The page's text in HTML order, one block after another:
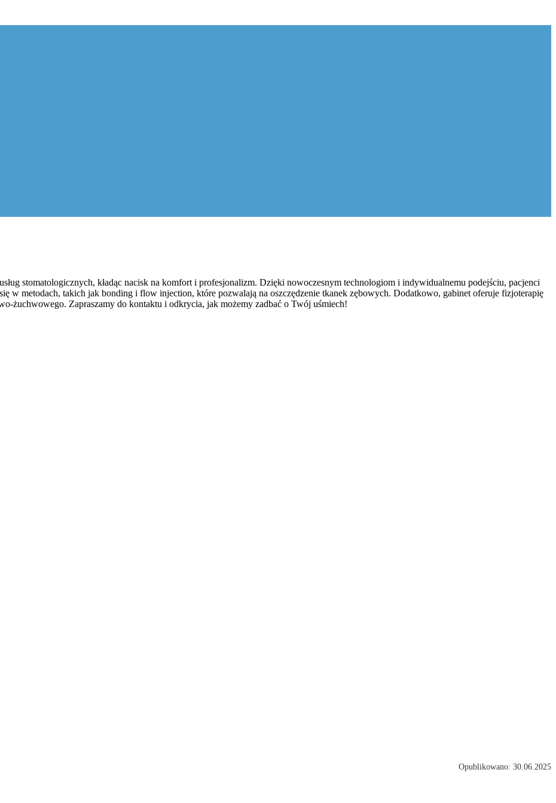
stomatologicznych, kładąc nacisk na komfort i profesjonalizm. Dzięki nowoczesnym technologiom i indywidualnemu podejściu, pacjenci
w metodach, takich jak bonding i flow injection, które pozwalają na oszczędzenie tkanek zębowych. Dodatkowo, gabinet oferuje fizjoterapię
żuchwowego. Zapraszamy do kontaktu i odkrycia, jak możemy zadbać o Twój uśmiech!
Opublikowano: 30.06.2025